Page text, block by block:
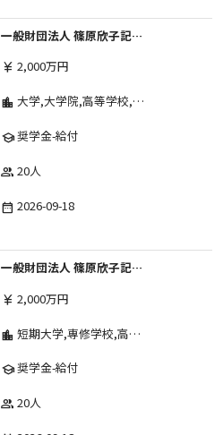
一般財団法人 篠原欣子記念財団 (海外留学奨学金グループ)
currency_yen 2,000万円
location_city 大学,大学院,高等学校,その他,高等専門学校,専修学校,短期大学
school奨学金-給付
group 20人
date_range 2026-09-18
一般財団法人 篠原欣子記念財団 (海外留学奨学金グループ)
currency_yen 2,000万円
location_city 短期大学,専修学校,高等専門学校,その他,高等学校,大学院,大学
school奨学金-給付
group 20人